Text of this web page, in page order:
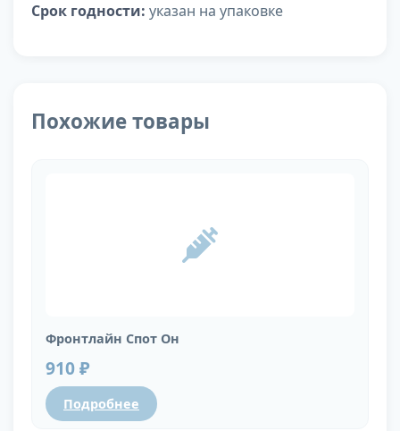
Срок годности: указан на упаковке
Похожие товары
Фронтлайн Спот Он
910 ₽
Подробнее